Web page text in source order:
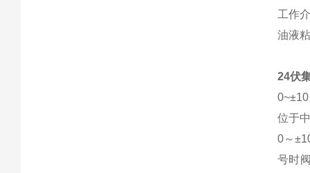
工作
油液
24伏
位于
0～
号时